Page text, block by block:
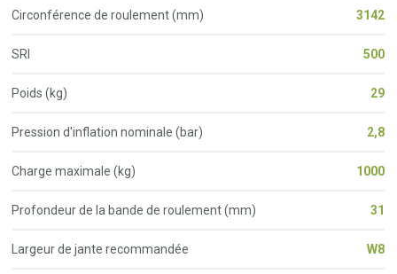
Circonférence de roulement (mm) 3142
SRI 500
Poids (kg) 29
Pression d'inflation nominale (bar) 2,8
Charge maximale (kg) 1000
Profondeur de la bande de roulement (mm) 31
Largeur de jante recommandée W8